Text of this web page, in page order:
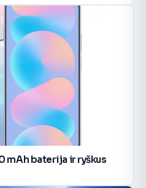
mAh baterija ir ryškus